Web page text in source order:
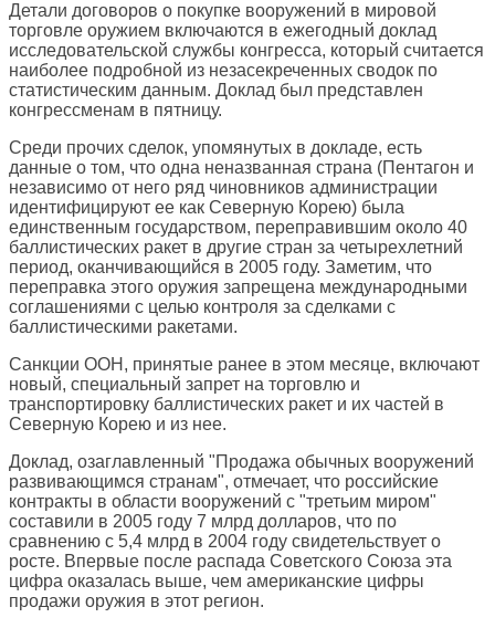
Детали договоров о покупке вооружений в мировой
торговле оружием включаются в ежегодный доклад
исследовательской службы конгресса, который считается
наиболее подробной из незасекреченных сводок по
статистическим данным. Доклад был представлен
конгрессменам в пятницу.
Среди прочих сделок, упомянутых в докладе, есть
данные о том, что одна неназванная страна (Пентагон и
независимо от него ряд чиновников администрации
идентифицируют ее как Северную Корею) была
единственным государством, переправившим около 40
баллистических ракет в другие стран за четырехлетний
период, оканчивающийся в 2005 году. Заметим, что
переправка этого оружия запрещена международными
соглашениями с целью контроля за сделками с
баллистическими ракетами.
Санкции ООН, принятые ранее в этом месяце, включают
новый, специальный запрет на торговлю и
транспортировку баллистических ракет и их частей в
Северную Корею и из нее.
Доклад, озаглавленный "Продажа обычных вооружений
развивающимся странам", отмечает, что российские
контракты в области вооружений с "третьим миром"
составили в 2005 году 7 млрд долларов, что по
сравнению с 5,4 млрд в 2004 году свидетельствует о
росте. Впервые после распада Советского Союза эта
цифра оказалась выше, чем американские цифры
продажи оружия в этот регион.